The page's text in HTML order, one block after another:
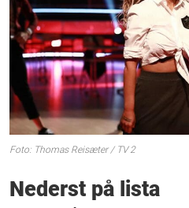
Foto: Thomas Reisæter / TV 2
Nederst på lista